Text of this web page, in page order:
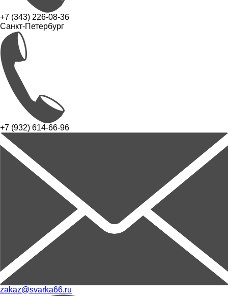
+7 (343) 226-08-36
Санкт-Петербург
+7 (932) 614-66-96
zakaz@svarka66.ru